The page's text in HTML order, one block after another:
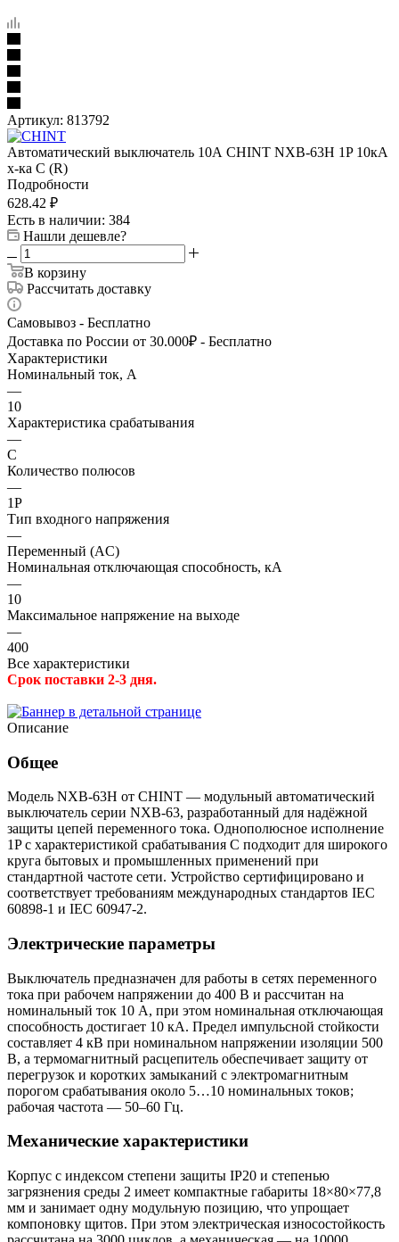
Артикул: 813792
Автоматический выключатель 10А CHINT NXB-63H 1P 10кА
х-ка C (R)
Подробности
628.42 ₽
Есть в наличии: 384
Нашли дешевле?
В корзину
Рассчитать доставку
Самовывоз - Бесплатно
Доставка по России от 30.000₽ - Бесплатно
Характеристики
Номинальный ток, А
—
10
Характеристика срабатывания
—
C
Количество полюсов
—
1P
Тип входного напряжения
—
Переменный (AC)
Номинальная отключающая способность, кА
—
10
Максимальное напряжение на выходе
—
400
Все характеристики
Срок поставки 2-3 дня.
Описание
Общее
Модель NXB-63H от CHINT — модульный автоматический
выключатель серии NXB-63, разработанный для надёжной
защиты цепей переменного тока. Однополюсное исполнение
1P с характеристикой срабатывания C подходит для широкого
круга бытовых и промышленных применений при
стандартной частоте сети. Устройство сертифицировано и
соответствует требованиям международных стандартов IEC
60898‑1 и IEC 60947‑2.
Электрические параметры
Выключатель предназначен для работы в сетях переменного
тока при рабочем напряжении до 400 В и рассчитан на
номинальный ток 10 А, при этом номинальная отключающая
способность достигает 10 кА. Предел импульсной стойкости
составляет 4 кВ при номинальном напряжении изоляции 500
В, а термомагнитный расцепитель обеспечивает защиту от
перегрузок и коротких замыканий с электромагнитным
порогом срабатывания около 5…10 номинальных токов;
рабочая частота — 50–60 Гц.
Механические характеристики
Корпус с индексом степени защиты IP20 и степенью
загрязнения среды 2 имеет компактные габариты 18×80×77,8
мм и занимает одну модульную позицию, что упрощает
компоновку щитов. При этом электрическая износостойкость